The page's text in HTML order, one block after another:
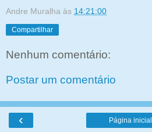
Andre Muralha às 14:21:00
Compartilhar
Nenhum comentário:
Postar um comentário
‹ Página inicial